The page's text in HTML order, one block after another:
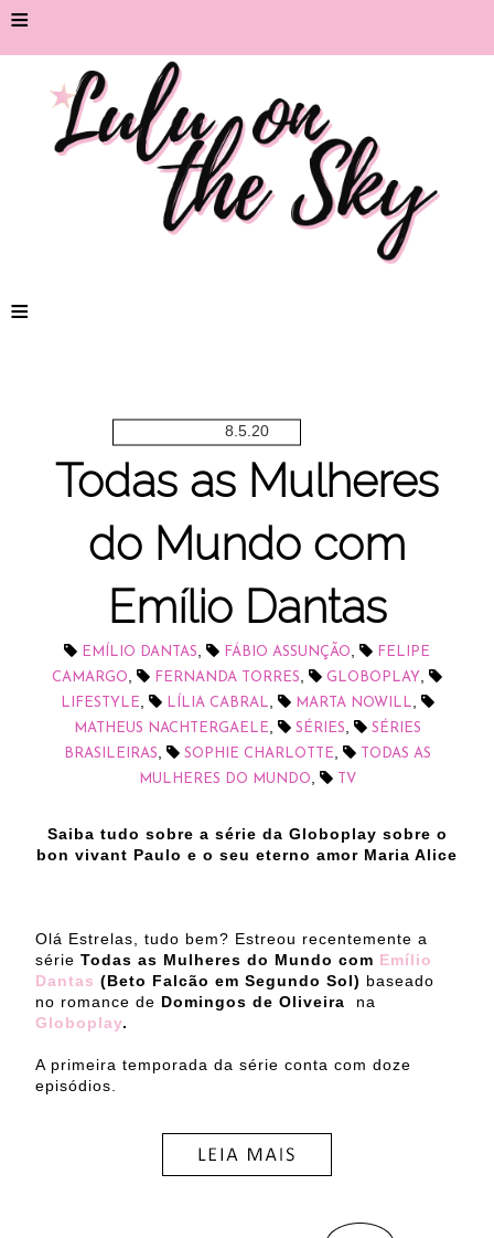
≡
≡
8.5.20
Todas as Mulheres
do Mundo com
Emílio Dantas
EMÍLIO DANTAS, FÁBIO ASSUNÇÃO,
FELIPE
CAMARGO, FERNANDA TORRES, GLOBOPLAY,
LIFESTYLE, LÍLIA CABRAL, MARTA NOWILL,
MATHEUS NACHTERGAELE, SÉRIES,
SÉRIES
BRASILEIRAS, SOPHIE CHARLOTTE,
TODAS AS
MULHERES DO MUNDO, TV
Saiba tudo sobre a série da Globoplay sobre o
bon vivant Paulo e o seu eterno amor Maria Alice
Olá Estrelas, tudo bem? Estreou recentemente a
série Todas as Mulheres do Mundo com Emílio
Dantas (Beto Falcão em Segundo Sol) baseado
no romance de Domingos de Oliveira
na
Globoplay.
A primeira temporada da série conta com doze
episódios.